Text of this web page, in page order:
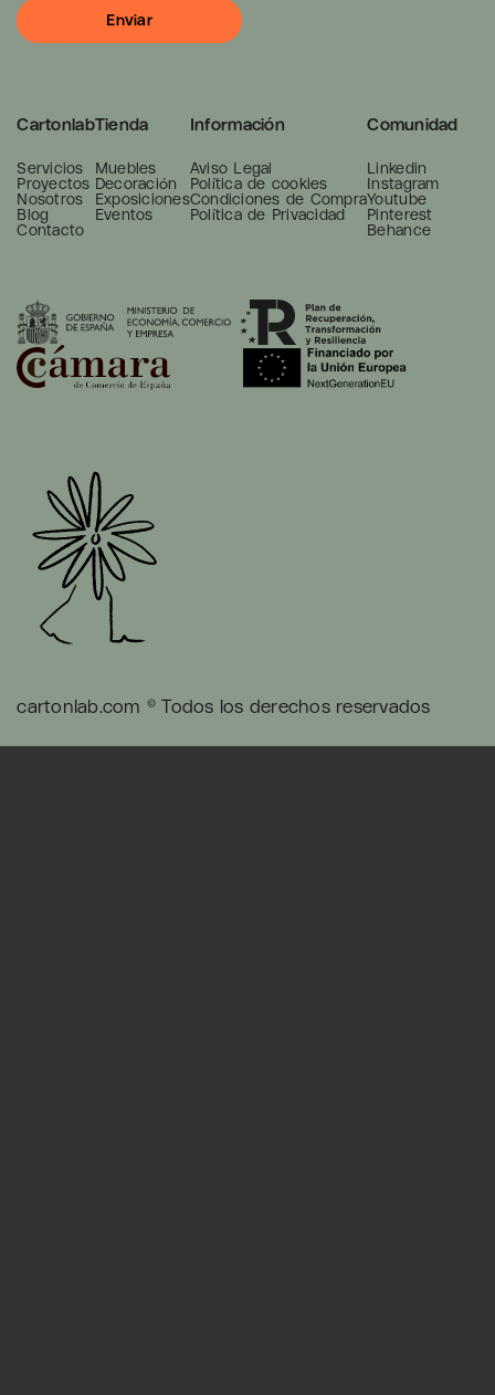
Cartonlab
Servicios
Proyectos
Nosotros
Blog
Contacto
Tienda
Muebles
Decoración
Exposiciones
Eventos
Información
Aviso Legal
Política de cookies
Condiciones de Compra
Política de Privacidad
Comunidad
Linkedin
Instagram
Youtube
Pinterest
Behance
cartonlab.com © Todos los derechos reservados